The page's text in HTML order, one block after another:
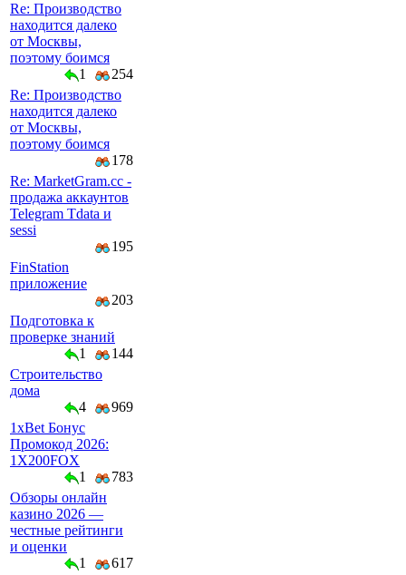
Re: Производство
находится далеко
от Москвы,
поэтому боимся
1
254
Re: Производство
находится далеко
от Москвы,
поэтому боимся
178
Re: MarketGram.cc -
продажа аккаунтов
Telegram Tdata и
sessi
195
FinStation
приложение
203
Подготовка к
проверке знаний
1
144
Строительство
дома
4
969
1xBet Бонус
Промокод 2026:
1X200FOX
1
783
Обзоры онлайн
казино 2026 —
честные рейтинги
и оценки
1
617